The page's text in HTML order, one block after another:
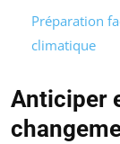
Préparation
climatique
Anticiper